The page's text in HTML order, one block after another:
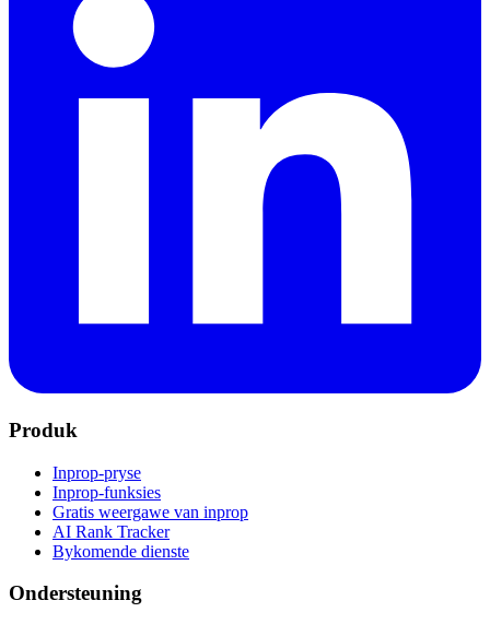
Produk
Inprop-pryse
Inprop-funksies
Gratis weergawe van inprop
AI Rank Tracker
Bykomende dienste
Ondersteuning